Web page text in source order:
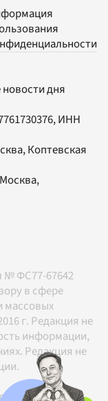
новости дня
ИНН
Коптевская
Москва,
№ ФС77-67642
в сфере
массовых
г. Редакция не
информации,
Редакция не